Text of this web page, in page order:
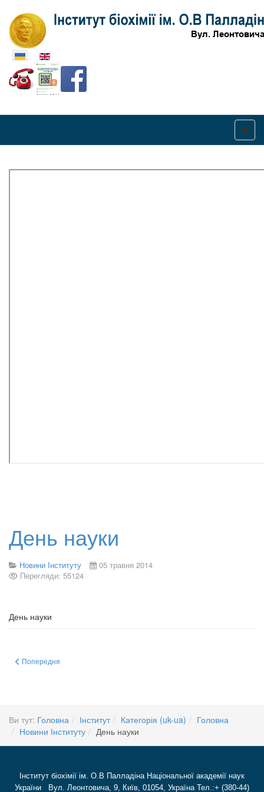
Оберіть свою мову
День науки
Новини Інституту
05 травня 2014
Перегляди: 55124
День науки
Попередня стаття: Конференція молодих вчених - 2013
Попередня
Ви тут: Головна Інститут Категорія (uk-ua)
Головна
Новини Інституту
День науки
Інститут біохімії ім. О.В Палладіна Національної академії наук
України Вул. Леонтовича, 9, Київ, 01054, Україна Тел.:+ (380-44)